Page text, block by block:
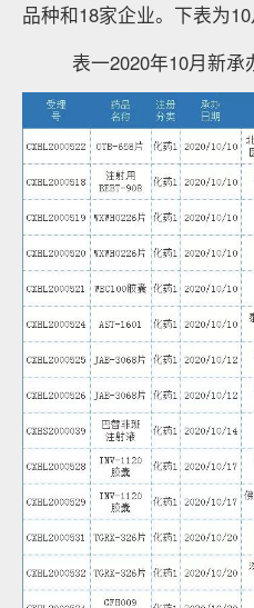
品种和18家企业。下表为
表一2020年10月新